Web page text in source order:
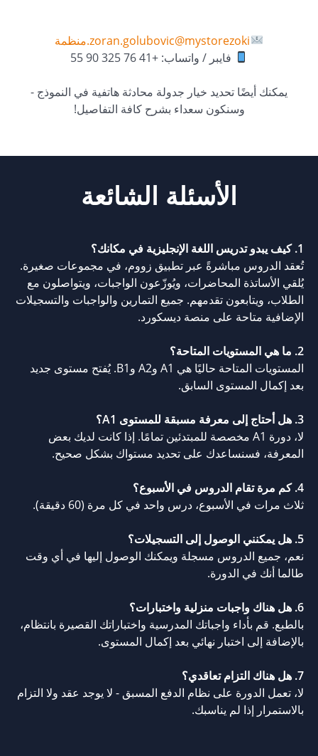
zoran.golubovic@mystorezoki. منظمة
فايبر / واتساب: +41 76 325 90 55
يمكنك أيضًا تحديد خيار جدولة محادثة هاتفية في النموذج -
وسنكون سعداء بشرح كافة التفاصيل!
الأسئلة الشائعة
1. كيف يبدو تدريس اللغة الإنجليزية في مكانك؟
تُعقد الدروس مباشرةً عبر تطبيق زووم، في مجموعات صغيرة.
يُلقي الأساتذة المحاضرات، ويُوزّعون الواجبات، ويتواصلون مع
الطلاب، ويتابعون تقدمهم. جميع التمارين والواجبات والتسجيلات
الإضافية متاحة على منصة ديسكورد.
2. ما هي المستويات المتاحة؟
المستويات المتاحة حاليًا هي A1 وA2 وB1. يُفتح مستوى جديد
بعد إكمال المستوى السابق.
3. هل أحتاج إلى معرفة مسبقة للمستوى A1؟
لا، دورة A1 مخصصة للمبتدئين تمامًا. إذا كانت لديك بعض
المعرفة، فسنساعدك على تحديد مستواك بشكل صحيح.
4. كم مرة تقام الدروس في الأسبوع؟
ثلاث مرات في الأسبوع، درس واحد في كل مرة (60 دقيقة).
5. هل يمكنني الوصول إلى التسجيلات؟
نعم، جميع الدروس مسجلة ويمكنك الوصول إليها في أي وقت
طالما أنك في الدورة.
6. هل هناك واجبات منزلية واختبارات؟
بالطبع. قم بأداء واجباتك المدرسية واختباراتك القصيرة بانتظام،
بالإضافة إلى اختبار نهائي بعد إكمال المستوى.
7. هل هناك التزام تعاقدي؟
لا، تعمل الدورة على نظام الدفع المسبق - لا يوجد عقد ولا التزام
بالاستمرار إذا لم يناسبك.